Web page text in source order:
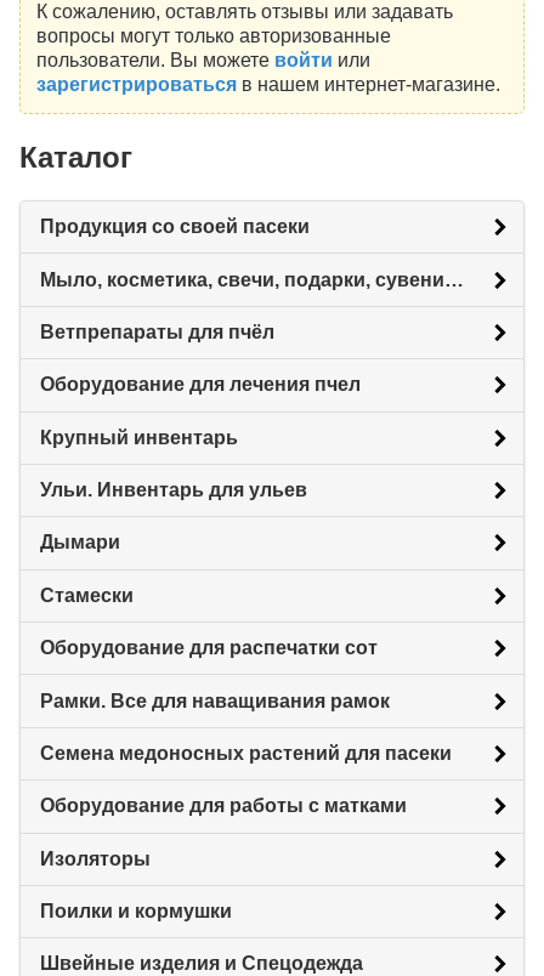
К сожалению, оставлять отзывы или задавать
вопросы могут только авторизованные
пользователи. Вы можете войти или
зарегистрироватьсяв нашем интернет-магазине.
Каталог
Продукция со своей пасеки
Мыло, косметика, свечи, подарки, сувениры.
Ветпрепараты для пчёл
Оборудование для лечения пчел
Крупный инвентарь
Ульи. Инвентарь для ульев
Дымари
Стамески
Оборудование для распечатки сот
Рамки. Все для наващивания рамок
Семена медоносных растений для пасеки
Оборудование для работы с матками
Изоляторы
Поилки и кормушки
Швейные изделия и Спецодежда